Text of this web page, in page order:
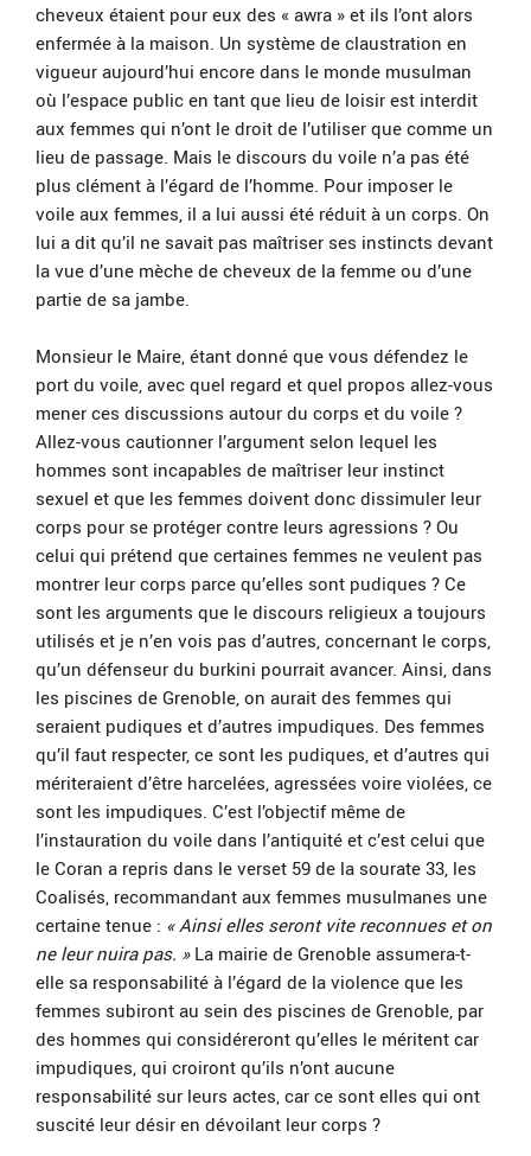
cheveux étaient pour eux des « awra » et ils l’ont alors
enfermée à la maison. Un système de claustration en
vigueur aujourd’hui encore dans le monde musulman
où l’espace public en tant que lieu de loisir est interdit
aux femmes qui n’ont le droit de l’utiliser que comme un
lieu de passage. Mais le discours du voile n’a pas été
plus clément à l’égard de l’homme. Pour imposer le
voile aux femmes, il a lui aussi été réduit à un corps. On
lui a dit qu’il ne savait pas maîtriser ses instincts devant
la vue d’une mèche de cheveux de la femme ou d’une
partie de sa jambe.
Monsieur le Maire, étant donné que vous défendez le
port du voile, avec quel regard et quel propos allez-vous
mener ces discussions autour du corps et du voile ?
Allez-vous cautionner l’argument selon lequel les
hommes sont incapables de maîtriser leur instinct
sexuel et que les femmes doivent donc dissimuler leur
corps pour se protéger contre leurs agressions ? Ou
celui qui prétend que certaines femmes ne veulent pas
montrer leur corps parce qu’elles sont pudiques ? Ce
sont les arguments que le discours religieux a toujours
utilisés et je n’en vois pas d’autres, concernant le corps,
qu’un défenseur du burkini pourrait avancer. Ainsi, dans
les piscines de Grenoble, on aurait des femmes qui
seraient pudiques et d’autres impudiques. Des femmes
qu’il faut respecter, ce sont les pudiques, et d’autres qui
mériteraient d’être harcelées, agressées voire violées, ce
sont les impudiques. C’est l’objectif même de
l’instauration du voile dans l’antiquité et c’est celui que
le Coran a repris dans le verset 59 de la sourate 33, les
Coalisés, recommandant aux femmes musulmanes une
certaine tenue : « Ainsi elles seront vite reconnues et on
ne leur nuira pas. » La mairie de Grenoble assumera-t-
elle sa responsabilité à l’égard de la violence que les
femmes subiront au sein des piscines de Grenoble, par
des hommes qui considéreront qu’elles le méritent car
impudiques, qui croiront qu’ils n’ont aucune
responsabilité sur leurs actes, car ce sont elles qui ont
suscité leur désir en dévoilant leur corps ?